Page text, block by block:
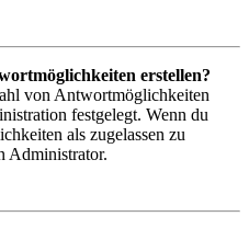
erstellen?
von Antwortmöglichkeiten
festgelegt. Wenn du
als zugelassen zu
Administrator.